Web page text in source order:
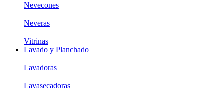
Nevecones
Neveras
Vitrinas
Lavado y Planchado
Lavadoras
Lavasecadoras